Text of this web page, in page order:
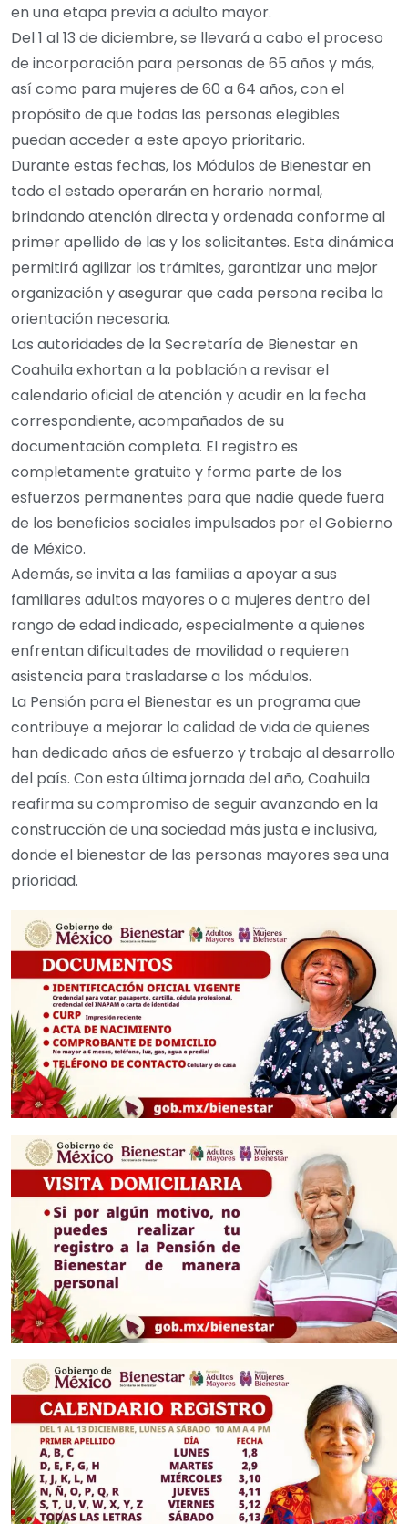
en una etapa previa a adulto mayor.
Del 1 al 13 de diciembre, se llevará a cabo el proceso
de incorporación para personas de 65 años y más,
así como para mujeres de 60 a 64 años, con el
propósito de que todas las personas elegibles
puedan acceder a este apoyo prioritario.
Durante estas fechas, los Módulos de Bienestar en
todo el estado operarán en horario normal,
brindando atención directa y ordenada conforme al
primer apellido de las y los solicitantes. Esta dinámica
permitirá agilizar los trámites, garantizar una mejor
organización y asegurar que cada persona reciba la
orientación necesaria.
Las autoridades de la Secretaría de Bienestar en
Coahuila exhortan a la población a revisar el
calendario oficial de atención y acudir en la fecha
correspondiente, acompañados de su
documentación completa. El registro es
completamente gratuito y forma parte de los
esfuerzos permanentes para que nadie quede fuera
de los beneficios sociales impulsados por el Gobierno
de México.
Además, se invita a las familias a apoyar a sus
familiares adultos mayores o a mujeres dentro del
rango de edad indicado, especialmente a quienes
enfrentan dificultades de movilidad o requieren
asistencia para trasladarse a los módulos.
La Pensión para el Bienestar es un programa que
contribuye a mejorar la calidad de vida de quienes
han dedicado años de esfuerzo y trabajo al desarrollo
del país. Con esta última jornada del año, Coahuila
reafirma su compromiso de seguir avanzando en la
construcción de una sociedad más justa e inclusiva,
donde el bienestar de las personas mayores sea una
prioridad.